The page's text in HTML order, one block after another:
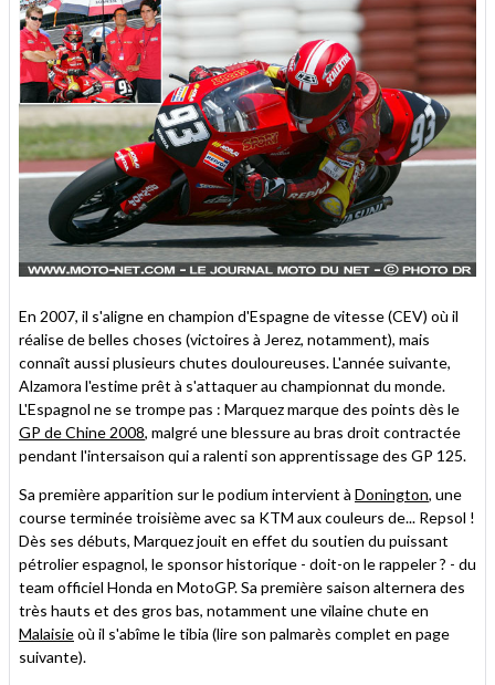
En 2007, il s'aligne en champion d'Espagne de vitesse (CEV) où il
réalise de belles choses (victoires à Jerez, notamment), mais
connaît aussi plusieurs chutes douloureuses. L'année suivante,
Alzamora l'estime prêt à s'attaquer au championnat du monde.
L'Espagnol ne se trompe pas : Marquez marque des points dès le
GP de Chine 2008, malgré une blessure au bras droit contractée
pendant l'intersaison qui a ralenti son apprentissage des GP 125.
Sa première apparition sur le podium intervient à Donington, une
course terminée troisième avec sa KTM aux couleurs de... Repsol !
Dès ses débuts, Marquez jouit en effet du soutien du puissant
pétrolier espagnol, le sponsor historique - doit-on le rappeler ? - du
team officiel Honda en MotoGP. Sa première saison alternera des
très hauts et des gros bas, notamment une vilaine chute en
Malaisieoù il s'abîme le tibia (lire son palmarès complet en page
suivante).